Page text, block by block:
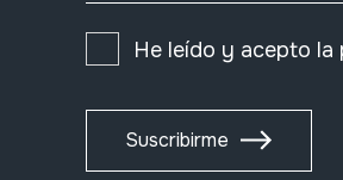
He leído y acepto la
Suscribirme